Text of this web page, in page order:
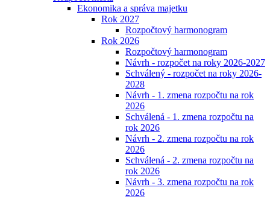
Ekonomika a správa majetku
Rok 2027
Rozpočtový harmonogram
Rok 2026
Rozpočtový harmonogram
Návrh - rozpočet na roky 2026-2027
Schválený - rozpočet na roky 2026-
2028
Návrh - 1. zmena rozpočtu na rok
2026
Schválená - 1. zmena rozpočtu na
rok 2026
Návrh - 2. zmena rozpočtu na rok
2026
Schválená - 2. zmena rozpočtu na
rok 2026
Návrh - 3. zmena rozpočtu na rok
2026